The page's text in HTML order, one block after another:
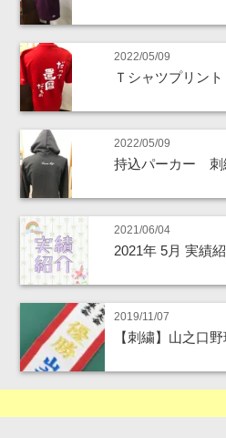
2022/05/09
Ｔシャツプリン
2022/05/09
持込パーカー 刺
2021/06/04
2021年 5月 実績
2019/11/07
【刺繍】山之口